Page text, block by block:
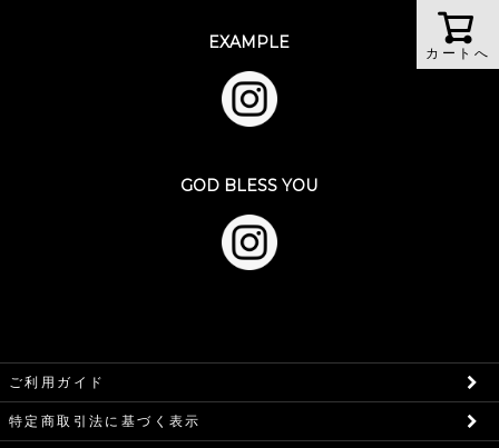
カートへ
EXAMPLE
GOD BLESS YOU
ご利用ガイド
特定商取引法に基づく表示